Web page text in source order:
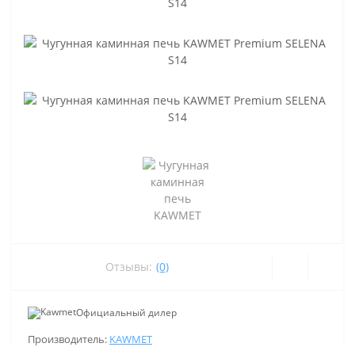
Отзывы: (0)
Производитель: KAWMET
Официальный дилер